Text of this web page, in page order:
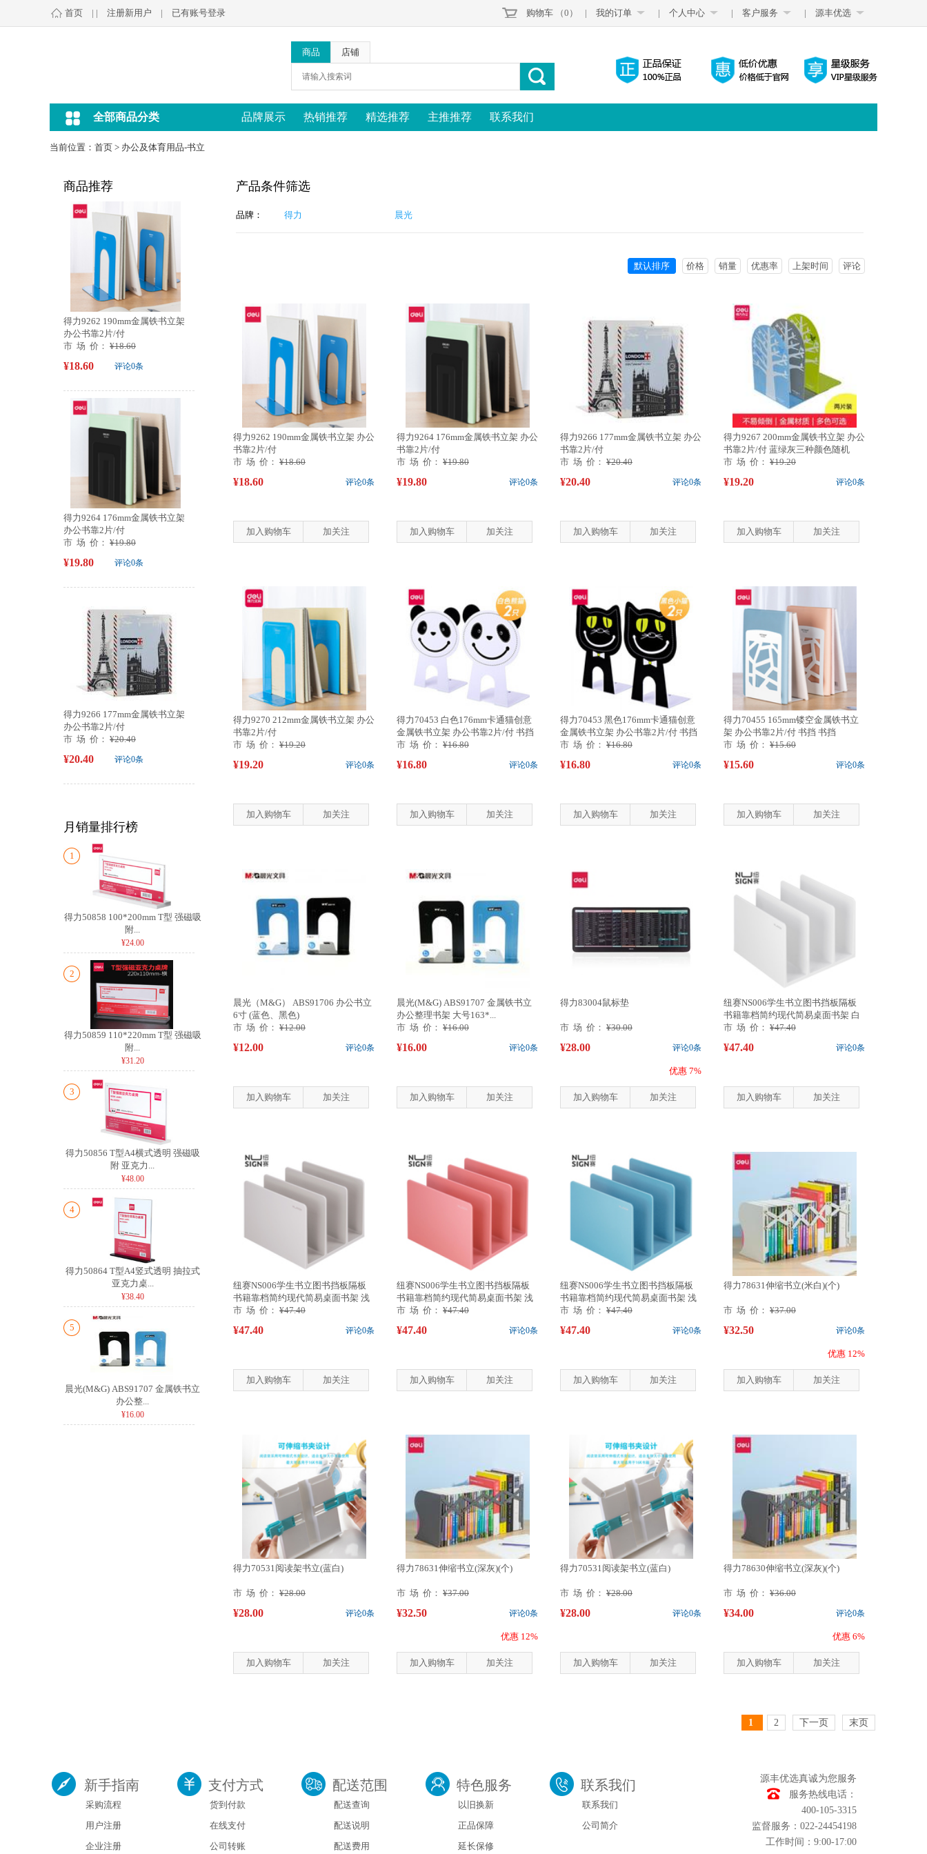
购物车 （0） | 我的订单 | 个人中心 | 客户服务 | 源丰优选
首页 | | 注册新用户 | 已有账号登录
商品 店铺
全部商品分类 品牌展示 热销推荐 精选推荐 主推推荐 联系我们
当前位置： 首页 > 办公及体育用品-书立
商品推荐
得力9262 190mm金属铁书立架
办公书靠2片/付
市 场 价： ¥18.60
评论0条
¥18.60
得力9264 176mm金属铁书立架
办公书靠2片/付
市 场 价： ¥19.80
评论0条
¥19.80
得力9266 177mm金属铁书立架
办公书靠2片/付
市 场 价： ¥20.40
评论0条
¥20.40
月销量排行榜
1
得力50858 100*200mm T型 强磁吸
附...
¥24.00
2
得力50859 110*220mm T型 强磁吸
附...
¥31.20
3
得力50856 T型A4横式透明 强磁吸
附 亚克力...
¥48.00
4
得力50864 T型A4竖式透明 抽拉式
亚克力桌...
¥38.40
5
晨光(M&G) ABS91707 金属铁书立
办公整...
¥16.00
产品条件筛选
品牌： 得力 晨光
默认排序 价格 销量 优惠率 上架时间 评论
得力9262 190mm金属铁书立架 办公
书靠2片/付
市 场 价： ¥18.60
评论0条
¥18.60
加入购物车 加关注
得力9264 176mm金属铁书立架 办公
书靠2片/付
市 场 价： ¥19.80
评论0条
¥19.80
加入购物车 加关注
得力9266 177mm金属铁书立架 办公
书靠2片/付
市 场 价： ¥20.40
评论0条
¥20.40
加入购物车 加关注
得力9267 200mm金属铁书立架 办公
书靠2片/付 蓝绿灰三种颜色随机
市 场 价： ¥19.20
评论0条
¥19.20
加入购物车 加关注
得力9270 212mm金属铁书立架 办公
书靠2片/付
市 场 价： ¥19.20
评论0条
¥19.20
加入购物车 加关注
得力70453 白色176mm卡通猫创意
金属铁书立架 办公书靠2片/付 书挡
市 场 价： ¥16.80
评论0条
¥16.80
加入购物车 加关注
得力70453 黑色176mm卡通猫创意
金属铁书立架 办公书靠2片/付 书挡
市 场 价： ¥16.80
评论0条
¥16.80
加入购物车 加关注
得力70455 165mm镂空金属铁书立
架 办公书靠2片/付 书挡 书挡
市 场 价： ¥15.60
评论0条
¥15.60
加入购物车 加关注
晨光（M&G） ABS91706 办公书立
6寸 (蓝色、黑色)
市 场 价： ¥12.00
评论0条
¥12.00
加入购物车 加关注
晨光(M&G) ABS91707 金属铁书立
办公整理书架 大号163*...
市 场 价： ¥16.00
评论0条
¥16.00
加入购物车 加关注
得力83004鼠标垫
市 场 价： ¥30.00
评论0条
¥28.00
优惠 7%
加入购物车 加关注
纽赛NS006学生书立图书挡板隔板
书籍靠档简约现代简易桌面书架 白
色
市 场 价： ¥47.40
评论0条
¥47.40
加入购物车 加关注
纽赛NS006学生书立图书挡板隔板
书籍靠档简约现代简易桌面书架 浅
灰
市 场 价： ¥47.40
评论0条
¥47.40
加入购物车 加关注
纽赛NS006学生书立图书挡板隔板
书籍靠档简约现代简易桌面书架 浅
红
市 场 价： ¥47.40
评论0条
¥47.40
加入购物车 加关注
纽赛NS006学生书立图书挡板隔板
书籍靠档简约现代简易桌面书架 浅
蓝
市 场 价： ¥47.40
评论0条
¥47.40
加入购物车 加关注
得力78631伸缩书立(米白)(个)
市 场 价： ¥37.00
评论0条
¥32.50
优惠 12%
加入购物车 加关注
得力70531阅读架书立(蓝白)
市 场 价： ¥28.00
评论0条
¥28.00
加入购物车 加关注
得力78631伸缩书立(深灰)(个)
市 场 价： ¥37.00
评论0条
¥32.50
优惠 12%
加入购物车 加关注
得力70531阅读架书立(蓝白)
市 场 价： ¥28.00
评论0条
¥28.00
加入购物车 加关注
得力78630伸缩书立(深灰)(个)
市 场 价： ¥36.00
评论0条
¥34.00
优惠 6%
加入购物车 加关注
1 2 下一页 末页
新手指南
采购流程
用户注册
企业注册
支付方式
货到付款
在线支付
公司转账
配送范围
配送查询
配送说明
配送费用
特色服务
以旧换新
正品保障
延长保修
联系我们
联系我们
公司简介
源丰优选真诚为您服务
服务热线电话：
400-105-3315
监督服务：022-24454198
工作时间：9:00-17:00